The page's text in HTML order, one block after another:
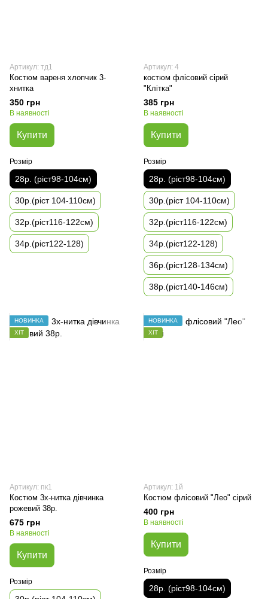
Артикул: тд1
Костюм вареня хлопчик 3-
хнитка
350 грн
В наявності
Купити
Розмір
28р. (ріст98-104см)
30р.(ріст 104-110см)
32р.(ріст116-122см)
34р.(ріст122-128)
Артикул: 4
костюм флісовий сірий
"Клітка"
385 грн
В наявності
Купити
Розмір
28р. (ріст98-104см)
30р.(ріст 104-110см)
32р.(ріст116-122см)
34р.(ріст122-128)
36р.(ріст128-134см)
38р.(ріст140-146см)
НОВИНКА
ХІТ
Артикул: пк1
Костюм 3х-нитка дівчинка
рожевий 38р.
675 грн
В наявності
Купити
Розмір
НОВИНКА
ХІТ
Артикул: 1й
Костюм флісовий "Лео" сірий
400 грн
В наявності
Купити
Розмір
28р. (ріст98-104см)